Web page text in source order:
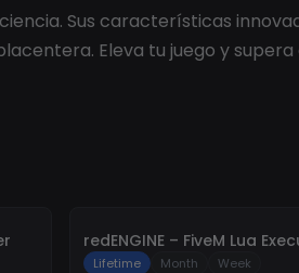
Sus características
Eleva tu juego y supera
10%
redENGINE – FiveM Lua
Lifetime Month Week